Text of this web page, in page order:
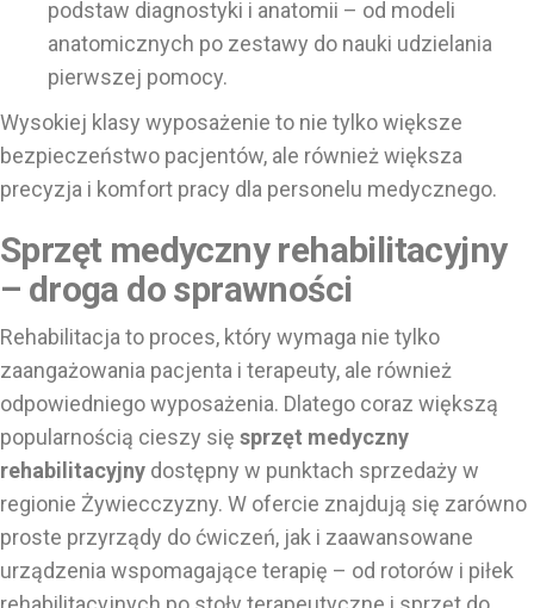
podstaw diagnostyki i anatomii – od modeli
anatomicznych po zestawy do nauki udzielania
pierwszej pomocy.
Wysokiej klasy wyposażenie to nie tylko większe
bezpieczeństwo pacjentów, ale również większa
precyzja i komfort pracy dla personelu medycznego.
Sprzęt medyczny rehabilitacyjny
– droga do sprawności
Rehabilitacja to proces, który wymaga nie tylko
zaangażowania pacjenta i terapeuty, ale również
odpowiedniego wyposażenia. Dlatego coraz większą
popularnością cieszy się sprzęt medyczny
rehabilitacyjny dostępny w punktach sprzedaży w
regionie Żywiecczyzny. W ofercie znajdują się zarówno
proste przyrządy do ćwiczeń, jak i zaawansowane
urządzenia wspomagające terapię – od rotorów i piłek